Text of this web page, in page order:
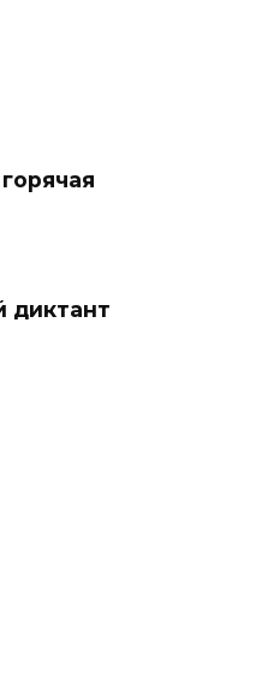
диктант